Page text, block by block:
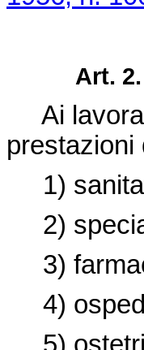
Art. 2.
Ai
prestazioni
1)
2)
3)
4)